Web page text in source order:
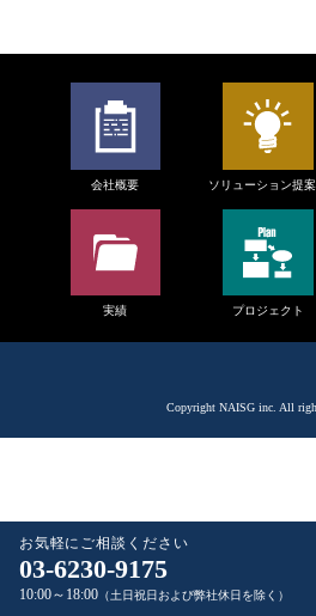
お気軽にご相談ください
03-6230-9175
10:00～18:00（土日祝日および弊社休日を除く）
会社概要 ソリューション提案
実績 プロジェクト
Copyright NAISG inc. All